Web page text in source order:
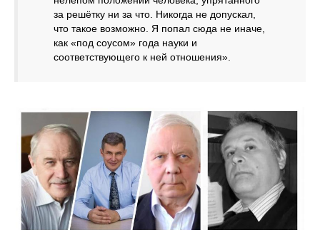
за решётку ни за что. Никогда не допускал,
что такое возможно. Я попал сюда не иначе,
как «под соусом» года науки и
соответствующего к ней отношения».